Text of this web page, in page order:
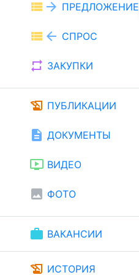
view_list arrow_forward ПРЕДЛОЖЕНИЕ
view_list arrow_back СПРОС
repeat ЗАКУПКИ
history_edu ПУБЛИКАЦИИ
description ДОКУМЕНТЫ
ondemand_video ВИДЕО
image ФОТО
work ВАКАНСИИ
history_edu ИСТОРИЯ